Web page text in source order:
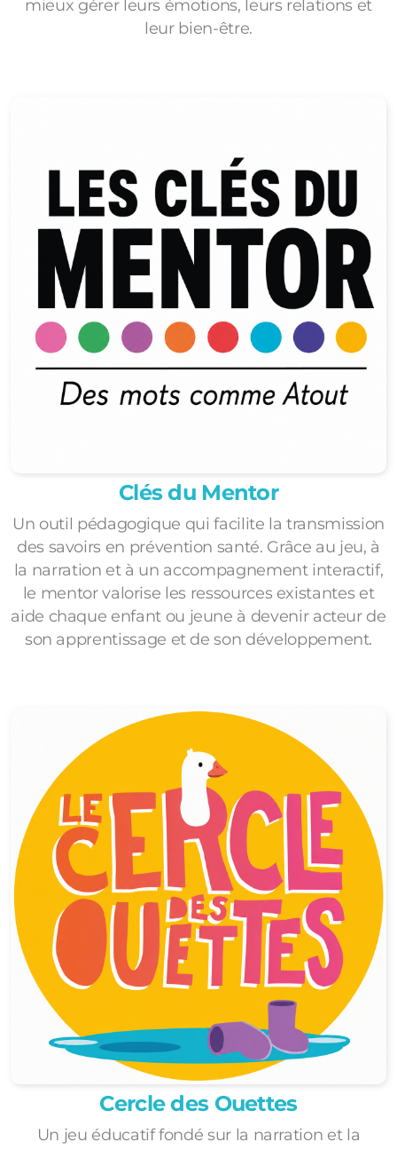
mieux gérer leurs émotions, leurs relations et
leur bien-être.
Clés du Mentor
Un outil pédagogique qui facilite la transmission
des savoirs en prévention santé. Grâce au jeu, à
la narration et à un accompagnement interactif,
le mentor valorise les ressources existantes et
aide chaque enfant ou jeune à devenir acteur de
son apprentissage et de son développement.
Cercle des Ouettes
Un jeu éducatif fondé sur la narration et la